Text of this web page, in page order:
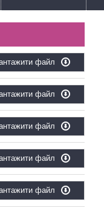
файл
файл
файл
файл
файл